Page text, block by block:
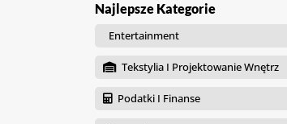
Najlepsze Kategorie
Entertainment
Tekstylia I Projektowanie Wnętrz
Podatki I Finanse